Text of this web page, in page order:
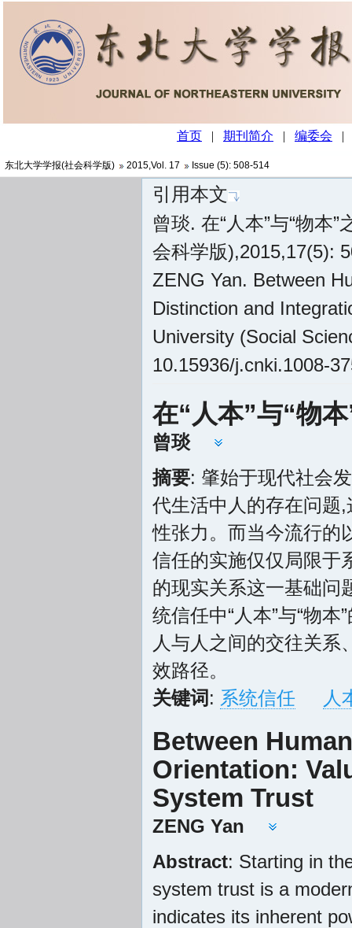
东北大学学报(社会科学版) 2015,Vol. 17 Issue (5): 508-514
引用本文
曾琰. 在“人本”与“物本
会科学版),2015,17(5):
ZENG Yan. Between
Distinction and
University (Social
10.15936/j.cnki.1008-
在“人本”与“物
曾琰
摘要: 肇始于现代社会
代生活中人的存在问题,
性张力。而当今流行的
信任的实施仅仅局限于
的现实关系这一基础问
统信任中“人本”与“物
人与人之间的交往关系
效路径。
关键词 : 系统信任 人
Between
Orientation:
System Trust
ZENG Yan
Abstract: Starting in
system trust is a
indicates its inherent